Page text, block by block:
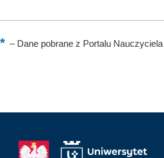
–Dane pobrane z Portalu Nauczyciela